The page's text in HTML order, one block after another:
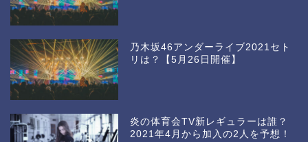
乃木坂46アンダーライブ2021セト
リは？【5月26日開催】
炎の体育会TV新レギュラーは誰？
2021年4月から加入の2人を予想！